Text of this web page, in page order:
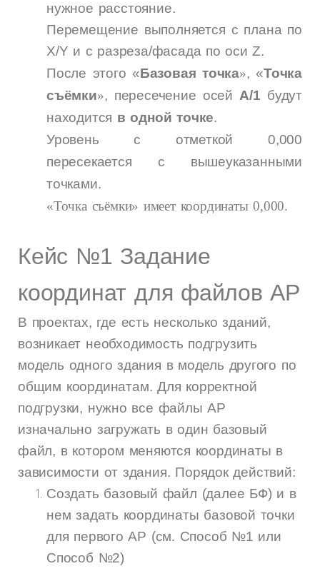
нужное расстояние.
Перемещение выполняется с плана по
X/Y и с разреза/фасада по оси Z.
После этого «Базовая точка», «Точка
съёмки», пересечение осей А/1 будут
находится в одной точке.
Уровень с отметкой 0,000
пересекается с вышеуказанными
точками.
«Точка съёмки» имеет координаты 0,000.
Кейс №1 Задание
координат для файлов АР
В проектах, где есть несколько зданий,
возникает необходимость подгрузить
модель одного здания в модель другого по
общим координатам. Для корректной
подгрузки, нужно все файлы АР
изначально загружать в один базовый
файл, в котором меняются координаты в
зависимости от здания. Порядок действий:
Создать базовый файл (далее БФ) и в
нем задать координаты базовой точки
для первого АР (см. Способ №1 или
Способ №2)